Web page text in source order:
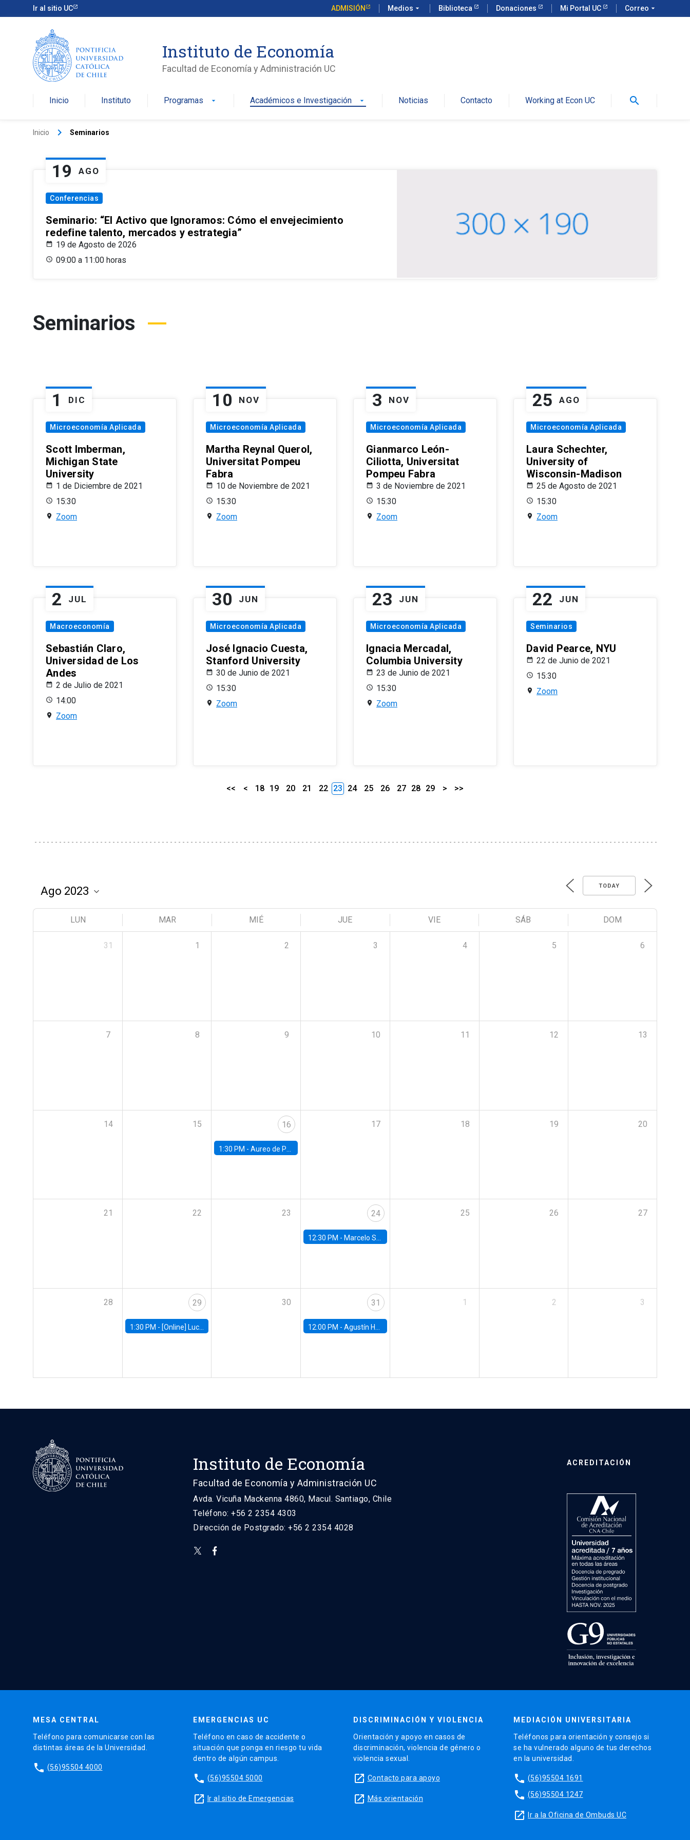
Ir al sitio UC ADMISIÓN Medios arrow_drop_down Biblioteca Donaciones Mi Portal UC Correo arrow_drop_down
Instituto de Economía
Facultad de Economía y Administración UC
Inicio Instituto Programas arrow_drop_down Académicos e Investigación arrow_drop_down Noticias Contacto Working at Econ UC search
Inicio keyboard_arrow_right Seminarios
19 AGO
Conferencias
Seminario: “El Activo que Ignoramos: Cómo el envejecimiento
redefine talento, mercados y estrategia”
19 de Agosto de 2026
09:00 a 11:00 horas
Seminarios
1 DIC
Microeconomía Aplicada
Scott Imberman,
Michigan State
University
1 de Diciembre de 2021
15:30
Zoom
10 NOV
Microeconomía Aplicada
Martha Reynal Querol,
Universitat Pompeu
Fabra
10 de Noviembre de 2021
15:30
Zoom
3 NOV
Microeconomía Aplicada
Gianmarco León-
Ciliotta, Universitat
Pompeu Fabra
3 de Noviembre de 2021
15:30
Zoom
25 AGO
Microeconomía Aplicada
Laura Schechter,
University of
Wisconsin-Madison
25 de Agosto de 2021
15:30
Zoom
2 JUL
Macroeconomía
Sebastián Claro,
Universidad de Los
Andes
2 de Julio de 2021
14:00
Zoom
30 JUN
Microeconomía Aplicada
José Ignacio Cuesta,
Stanford University
30 de Junio de 2021
15:30
Zoom
23 JUN
Microeconomía Aplicada
Ignacia Mercadal,
Columbia University
23 de Junio de 2021
15:30
Zoom
22 JUN
Seminarios
David Pearce, NYU
22 de Junio de 2021
15:30
Zoom
<< < 18 19 20 21 22 23 24 25 26 27 28 29 > >>
TODAY
LUN MAR MIÉ JUE VIE SÁB DOM
31 1 2 3 4 5 6
7 8 9 10 11 12 13
14 15 16
1:30 PM -Aureo de Paula, UCL
17 18 19 20
21 22 23 24
12:30 PM - Marcelo Sant'Anna, FGV - EPGE
25 26 27
28 29
1:30 PM - [Online] Luciana Juvenal, International Monetary Fund (IMF)
30 31
12:00 PM -Agustín Hurtado, University of Maryland
1 2 3
Instituto de Economía
Facultad de Economía y Administración UC
Avda. Vicuña Mackenna 4860, Macul. Santiago, Chile
Teléfono: +56 2 2354 4303
Dirección de Postgrado: +56 2 2354 4028
ACREDITACIÓN
MESA CENTRAL
Teléfono para comunicarse con las
distintas áreas de la Universidad.
phone (56)95504 4000
EMERGENCIAS UC
Teléfono en caso de accidente o
situación que ponga en riesgo tu vida
dentro de algún campus.
phone (56)95504 5000
launch Ir al sitio de Emergencias
DISCRIMINACIÓN Y VIOLENCIA
Orientación y apoyo en casos de
discriminación, violencia de género o
violencia sexual.
launch Contacto para apoyo
launch Más orientación
MEDIACIÓN UNIVERSITARIA
Teléfonos para orientación y consejo si
se ha vulnerado alguno de tus derechos
en la universidad.
phone (56)95504 1691
phone (56)95504 1247
launch Ir a la Oficina de Ombuds UC